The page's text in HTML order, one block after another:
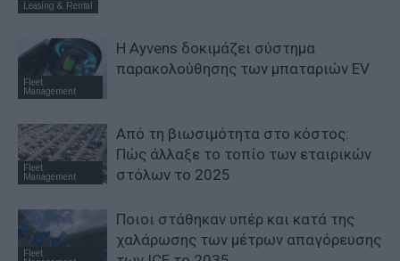
Leasing & Rental
Fleet
Management
Η Ayvens δοκιμάζει σύστημα
παρακολούθησης των μπαταριών EV
Fleet
Management
Από τη βιωσιμότητα στο κόστος:
Πώς άλλαξε το τοπίο των εταιρικών
στόλων το 2025
Fleet
Ποιοι στάθηκαν υπέρ και κατά της
χαλάρωσης των μέτρων απαγόρευσης